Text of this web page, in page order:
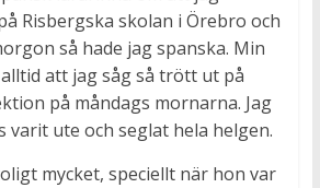
Risbergska skolan i Örebro och
så hade jag spanska. Min
att jag såg så trött ut på
på måndags mornarna. Jag
varit ute och seglat hela helgen.
mycket, speciellt när hon var